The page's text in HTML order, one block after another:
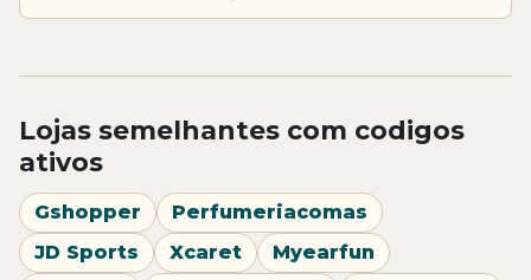
Lojas semelhantes com codigos
ativos
Gshopper
Perfumeriacomas
JD Sports
Xcaret
Myearfun